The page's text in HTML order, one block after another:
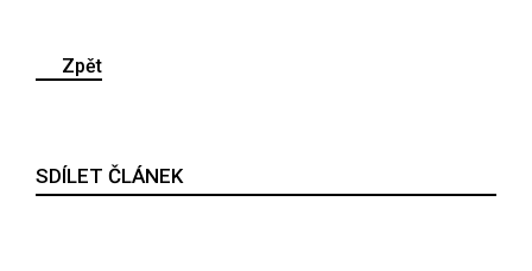
Zpět
SDÍLET ČLÁNEK